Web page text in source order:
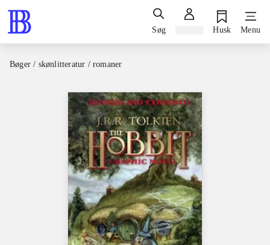
Søg Husk Menu
Bøger / skønlitteratur / romaner